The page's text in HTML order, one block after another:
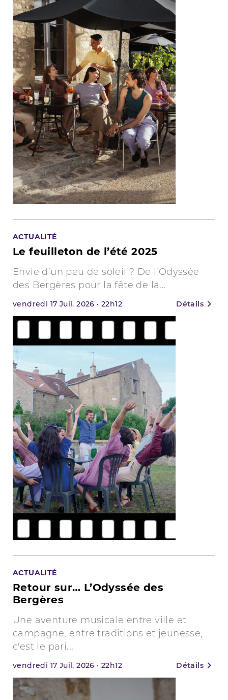
ACTUALITÉ
Le feuilleton de l’été 2025
Envie d’un peu de soleil ? De l’Odyssée
des Bergères pour la fête de la...
vendredi 17 Juil. 2026 ·22h12 Détails
ACTUALITÉ
Retour sur… L’Odyssée des
Bergères
Une aventure musicale entre ville et
campagne, entre traditions et jeunesse,
c'est le pari...
vendredi 17 Juil. 2026 ·22h12 Détails